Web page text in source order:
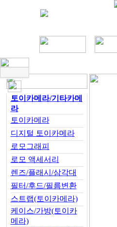
토이카메라/기타카메
라
토이카메라
디지털 토이카메라
로모그래피
로모 액세서리
렌즈/플래시/삼각대
필터/후드/필름변환
스트랩(토이카메라)
케이스/가방(토이카
메라)